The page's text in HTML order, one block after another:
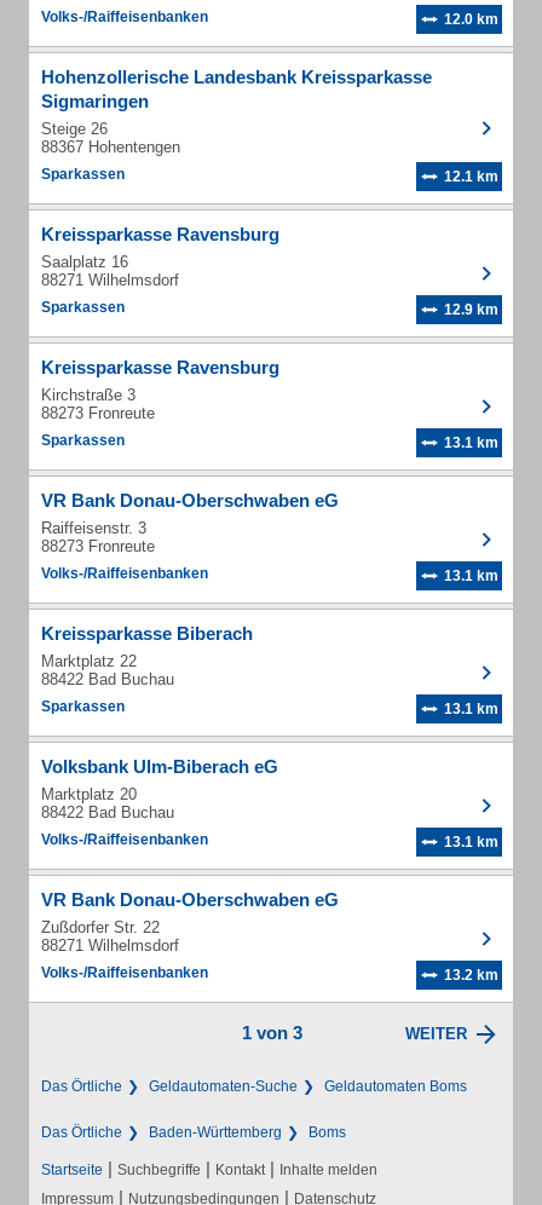
Volks-/Raiffeisenbanken 12.0 km
Hohenzollerische Landesbank Kreissparkasse
Sigmaringen
Steige 26
88367 Hohentengen
Sparkassen 12.1 km
Kreissparkasse Ravensburg
Saalplatz 16
88271 Wilhelmsdorf
Sparkassen 12.9 km
Kreissparkasse Ravensburg
Kirchstraße 3
88273 Fronreute
Sparkassen 13.1 km
VR Bank Donau-Oberschwaben eG
Raiffeisenstr. 3
88273 Fronreute
Volks-/Raiffeisenbanken 13.1 km
Kreissparkasse Biberach
Marktplatz 22
88422 Bad Buchau
Sparkassen 13.1 km
Volksbank Ulm-Biberach eG
Marktplatz 20
88422 Bad Buchau
Volks-/Raiffeisenbanken 13.1 km
VR Bank Donau-Oberschwaben eG
Zußdorfer Str. 22
88271 Wilhelmsdorf
Volks-/Raiffeisenbanken 13.2 km
1 von 3 WEITER
Das Örtliche Geldautomaten-Suche Geldautomaten Boms
Das Örtliche Baden-Württemberg Boms
Startseite | Suchbegriffe | Kontakt | Inhalte melden
Impressum | Nutzungsbedingungen | Datenschutz